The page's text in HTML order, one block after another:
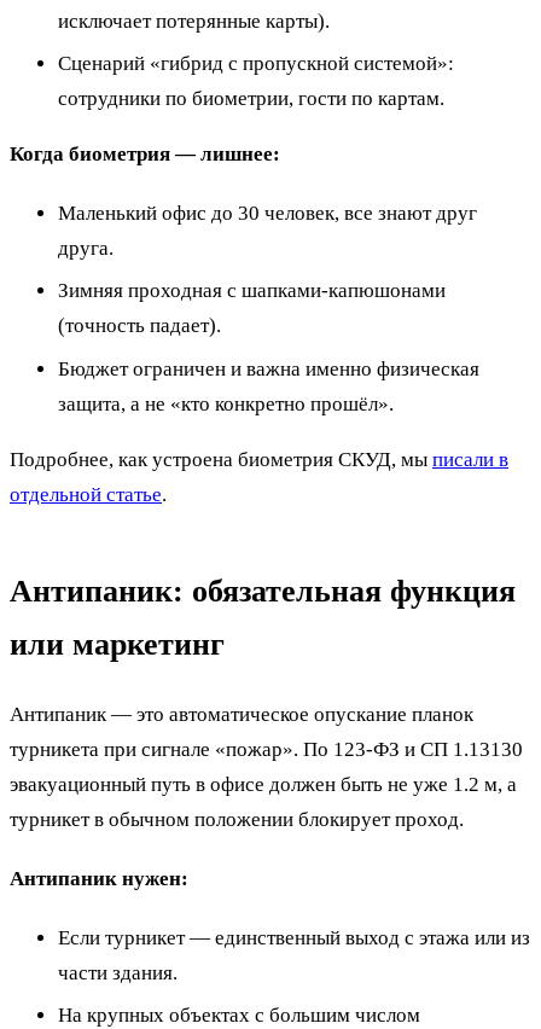
исключает потерянные карты).
Сценарий «гибрид с пропускной системой»:
сотрудники по биометрии, гости по картам.
Когда биометрия — лишнее:
Маленький офис до 30 человек, все знают друг
друга.
Зимняя проходная с шапками-капюшонами
(точность падает).
Бюджет ограничен и важна именно физическая
защита, а не «кто конкретно прошёл».
Подробнее, как устроена биометрия СКУД, мы писали в
отдельной статье.
Антипаник: обязательная функция
или маркетинг
Антипаник — это автоматическое опускание планок
турникета при сигнале «пожар». По 123-ФЗ и СП 1.13130
эвакуационный путь в офисе должен быть не уже 1.2 м, а
турникет в обычном положении блокирует проход.
Антипаник нужен:
Если турникет — единственный выход с этажа или из
части здания.
На крупных объектах с большим числом